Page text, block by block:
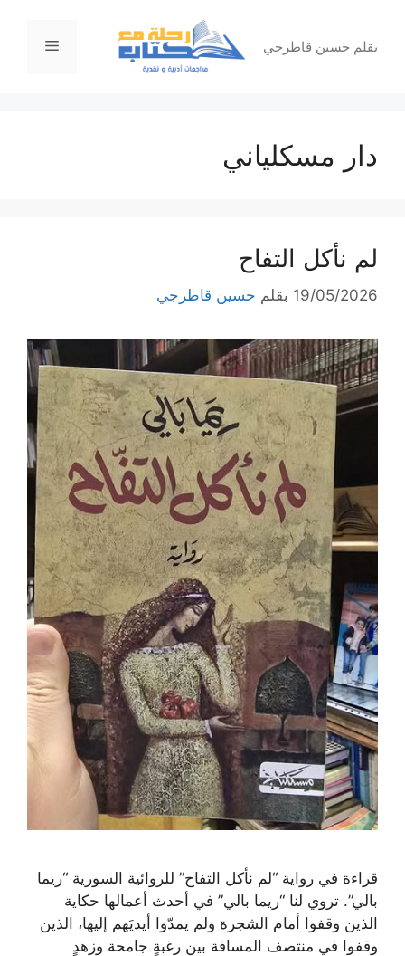
المحتوىبقلم حسين قاطرجي القائمة
دار مسكلياني
لم نأكل التفاح
19/05/2026 بقلم حسين قاطرجي
قراءة في رواية “لم نأكل التفاح” للروائية السورية “ريما
بالي”. تروي لنا “ريما بالي” في أحدث أعمالها حكاية
الذين وقفوا أمام الشجرة ولم يمدّوا أيديَهم إليها، الذين
وقفوا في منتصف المسافة بين رغبةٍ جامحة وزهدٍ